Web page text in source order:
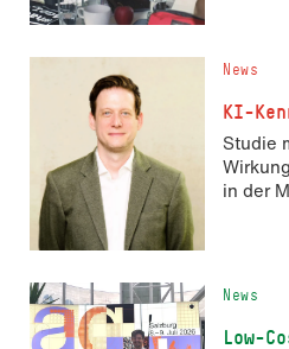
News
KI-
Studie
in der
News
Low-